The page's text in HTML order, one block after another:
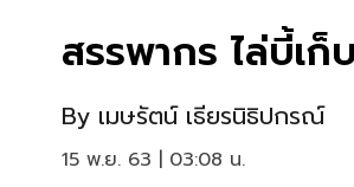
สรรพากร ไล่บี้เ
By เมษรัตน์ เธียรนิธิปกรณ์
15 พ.ย. 63 | 03:08 น.